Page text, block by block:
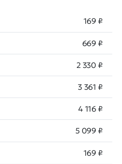
169 ₽
669 ₽
2 330 ₽
3 361 ₽
4 116 ₽
5 099 ₽
169 ₽